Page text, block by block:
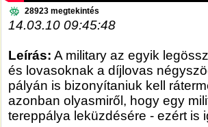
28923 megtekintés
14.03.10 09:45:48
Leírás: A military az egyik
és lovasoknak a díjlovas
pályán is bizonyítaniuk kell
azonban olyasmiről, hogy egy
tereppálya leküzdésére - ezért is